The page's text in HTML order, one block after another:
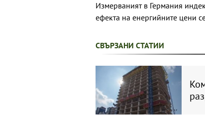
Измерваният в Германия
ефекта на енергийните цени
СВЪРЗАНИ СТАТИИ